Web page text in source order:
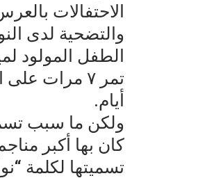
الطفل المولود
تمر ٧ مرات
أيام.
ولكن ما سبب
كان بها أكبر
تسميتها لكلمة